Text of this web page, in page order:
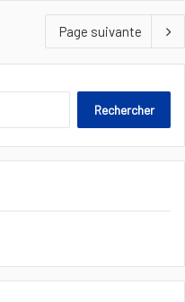
Page suivante
c
r